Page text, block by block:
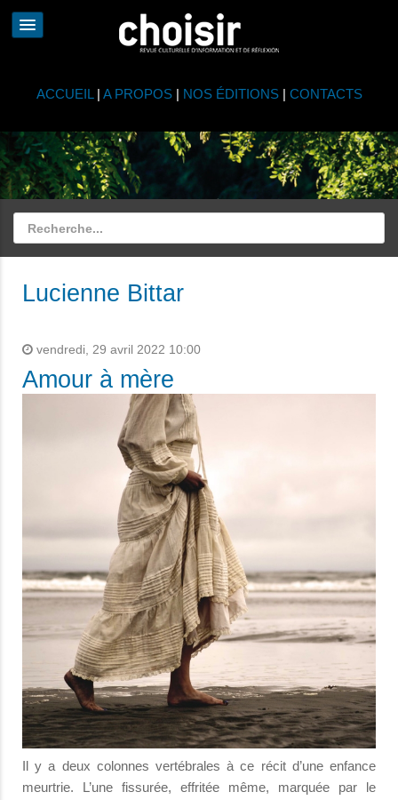
ACCUEIL | A PROPOS| NOS ÉDITIONS| CONTACTS
Lucienne Bittar
vendredi, 29 avril 2022 10:00
Amour à mère
Il y a deux colonnes vertébrales à ce récit d’une enfance
meurtrie. L’une fissurée, effritée même, marquée par le